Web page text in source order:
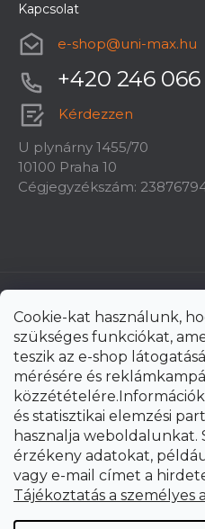
Cookie-kat használunk,
szükséges funkciókat,
teszik az e-shop
mérésére és
és statisztikai elemzési
hasznalja weboldalunkat.
érzékeny adatokat,
vagy e-mail címet a
Tájékoztatás a személyes
Kapcsolat
e-shop@uni-max.hu
+420 246 066
Kérdezzen
U plynárny 1455/70
10100 Praha 10
Cégjegyzékszám:
Shoptet